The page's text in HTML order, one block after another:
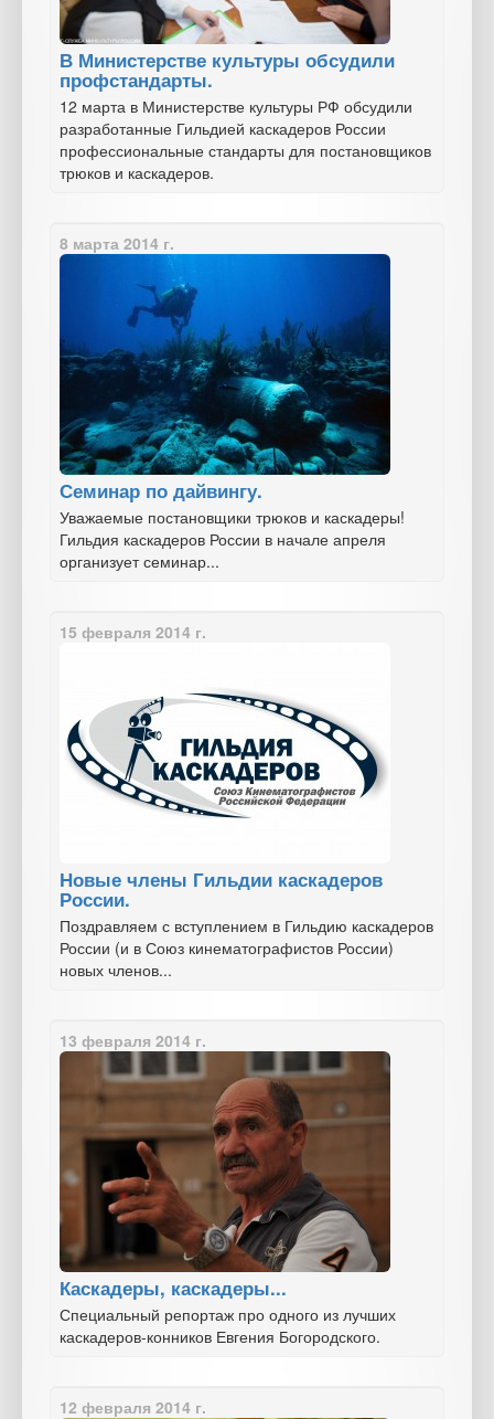
В Министерстве культуры обсудили
профстандарты.
12 марта в Министерстве культуры РФ обсудили
разработанные Гильдией каскадеров России
профессиональные стандарты для постановщиков
трюков и каскадеров.
8 марта 2014 г.
Семинар по дайвингу.
Уважаемые постановщики трюков и каскадеры!
Гильдия каскадеров России в начале апреля
организует семинар...
15 февраля 2014 г.
Новые члены Гильдии каскадеров
России.
Поздравляем с вступлением в Гильдию каскадеров
России (и в Союз кинематографистов России)
новых членов...
13 февраля 2014 г.
Каскадеры, каскадеры...
Специальный репортаж про одного из лучших
каскадеров-конников Евгения Богородского.
12 февраля 2014 г.